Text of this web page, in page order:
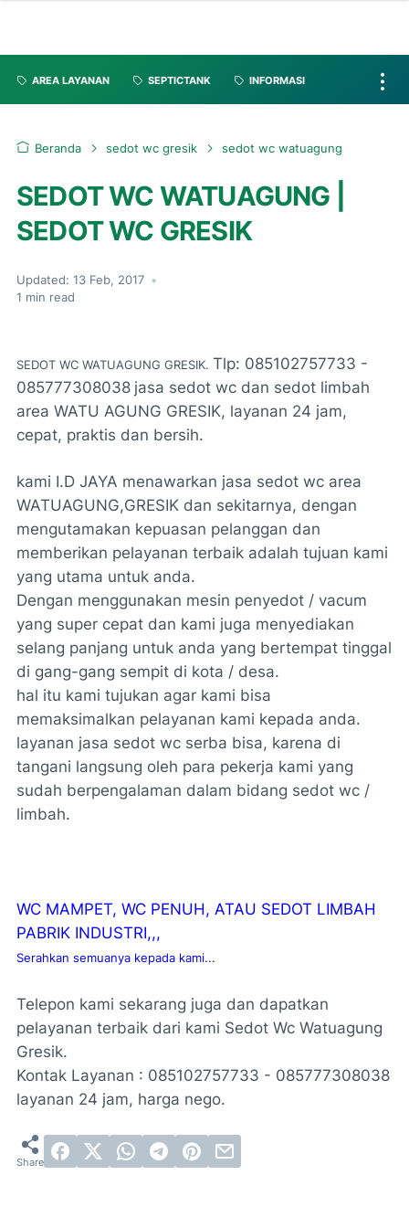
AREA LAYANAN SEPTICTANK INFORMASI
Beranda sedot wc gresik sedot wc watuagung
SEDOT WC WATUAGUNG |
SEDOT WC GRESIK
Updated: 13 Feb, 2017 •
1 min read
SEDOT WC WATUAGUNG GRESIK. Tlp: 085102757733 -
085777308038 jasa sedot wc dan sedot limbah
area WATU AGUNG GRESIK, layanan 24 jam,
cepat, praktis dan bersih.
kami I.D JAYA menawarkan jasa sedot wc area
WATUAGUNG,GRESIK dan sekitarnya, dengan
mengutamakan kepuasan pelanggan dan
memberikan pelayanan terbaik adalah tujuan kami
yang utama untuk anda.
Dengan menggunakan mesin penyedot / vacum
yang super cepat dan kami juga menyediakan
selang panjang untuk anda yang bertempat tinggal
di gang-gang sempit di kota / desa.
hal itu kami tujukan agar kami bisa
memaksimalkan pelayanan kami kepada anda.
layanan jasa sedot wc serba bisa, karena di
tangani langsung oleh para pekerja kami yang
sudah berpengalaman dalam bidang sedot wc /
limbah.
WC MAMPET, WC PENUH, ATAU SEDOT LIMBAH
PABRIK INDUSTRI,,,
Serahkan semuanya kepada kami...
Telepon kami sekarang juga dan dapatkan
pelayanan terbaik dari kami Sedot Wc Watuagung
Gresik.
Kontak Layanan : 085102757733 - 085777308038
layanan 24 jam, harga nego.